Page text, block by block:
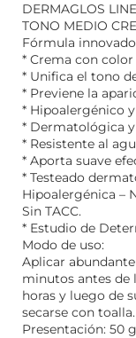
DERMAGLOS
TONO MEDIO
Fórmula
* Crema con
* Unifica el tono
* Previene la
* Hipoalergénico
* Dermatológica
* Resistente al
* Aporta suave
* Testeado
Hipoalergénica –
Sin TACC.
* Estudio de
Modo de uso:
Aplicar
minutos antes de
horas y luego de
secarse con
Presentación: 50